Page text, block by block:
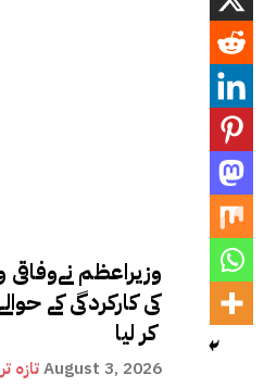
وزیراعظم نےوفاقی
کی کارکردگی کے
کر لیا
تازہAugust 3, 2026